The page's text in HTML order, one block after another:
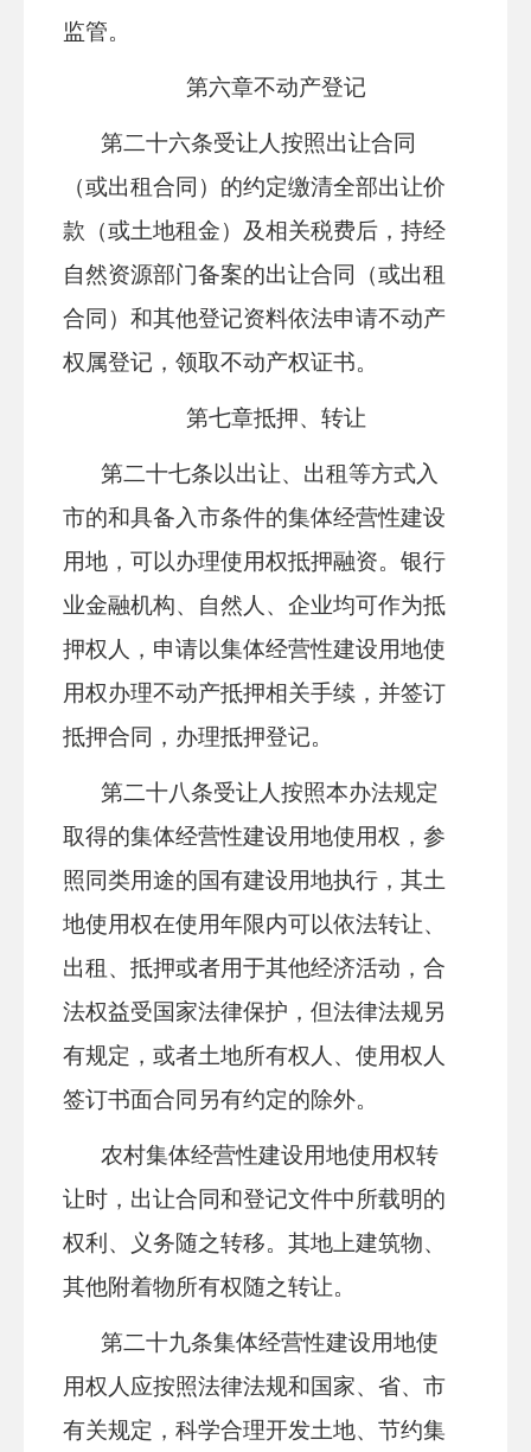
监管。
第六章不动产登记
第二十六条受让人按照出让合同
（或出租合同）的约定缴清全部出让价
款（或土地租金）及相关税费后，持经
自然资源部门备案的出让合同（或出租
合同）和其他登记资料依法申请不动产
权属登记，领取不动产权证书。
第七章抵押、转让
第二十七条以出让、出租等方式入
市的和具备入市条件的集体经营性建设
用地，可以办理使用权抵押融资。银行
业金融机构、自然人、企业均可作为抵
押权人，申请以集体经营性建设用地使
用权办理不动产抵押相关手续，并签订
抵押合同，办理抵押登记。
第二十八条受让人按照本办法规定
取得的集体经营性建设用地使用权，参
照同类用途的国有建设用地执行，其土
地使用权在使用年限内可以依法转让、
出租、抵押或者用于其他经济活动，合
法权益受国家法律保护，但法律法规另
有规定，或者土地所有权人、使用权人
签订书面合同另有约定的除外。
农村集体经营性建设用地使用权转
让时，出让合同和登记文件中所载明的
权利、义务随之转移。其地上建筑物、
其他附着物所有权随之转让。
第二十九条集体经营性建设用地使
用权人应按照法律法规和国家、省、市
有关规定，科学合理开发土地、节约集